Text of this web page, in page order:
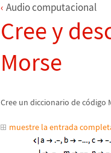
Audio computacional
Cree y
Morse
Cree un diccionario de código
muestre la entrada